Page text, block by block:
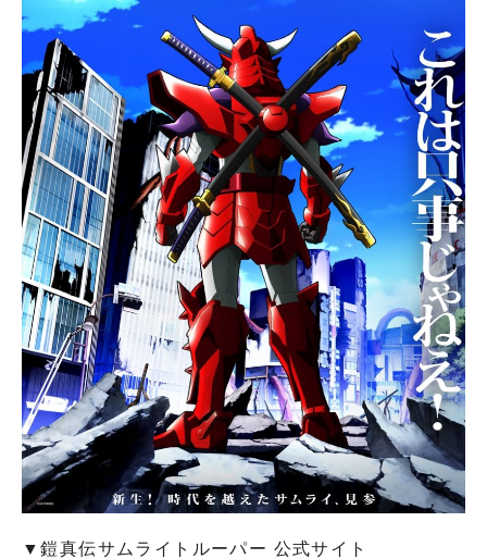
▼鎧真伝サムライトルーパー 公式サイト